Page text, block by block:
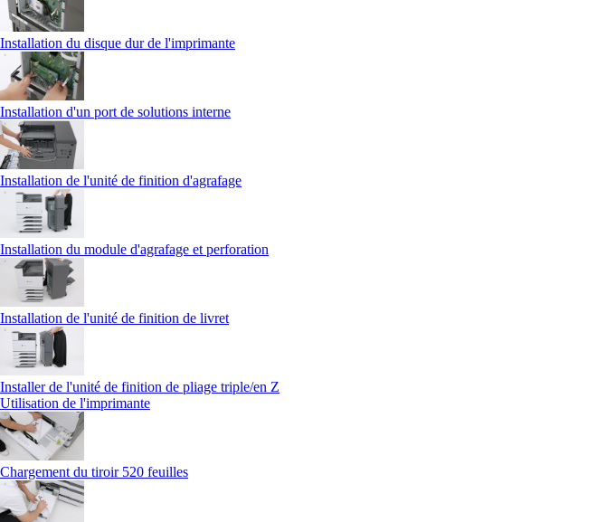
Installation du disque dur de l'imprimante
Installation d'un port de solutions interne
Installation de l'unité de finition d'agrafage
Installation du module d'agrafage et perforation
Installation de l'unité de finition de livret
Installer de l'unité de finition de pliage triple/en Z
Utilisation de l'imprimante
Chargement du tiroir 520 feuilles